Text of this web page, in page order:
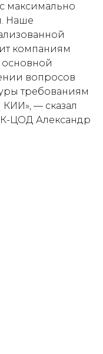
максимально
Наше
компаниям
основной
вопросов
требованиям
КИИ», — сказал
ЦОД Александр